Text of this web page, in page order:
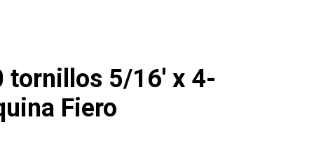
tornillos 5/16′ x 4-
Fiero